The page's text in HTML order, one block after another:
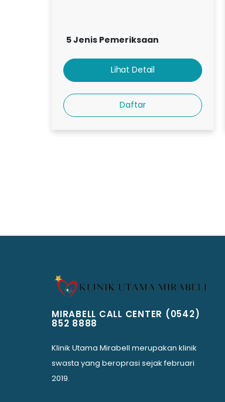
5 Jenis Pemeriksaan
Lihat Detail
Daftar
MIRABELL CALL CENTER (0542)
852 8888
Klinik Utama Mirabell merupakan klinik
swasta yang beroprasi sejak februari
2019.